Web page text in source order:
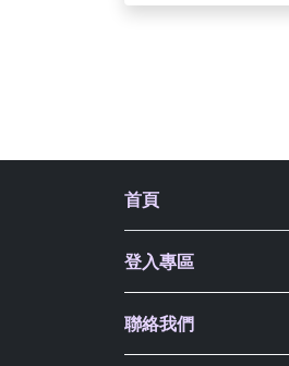
首頁
登入專區
聯絡我們